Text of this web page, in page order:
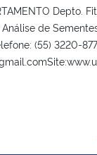
Depto.
de
(55) 3220-